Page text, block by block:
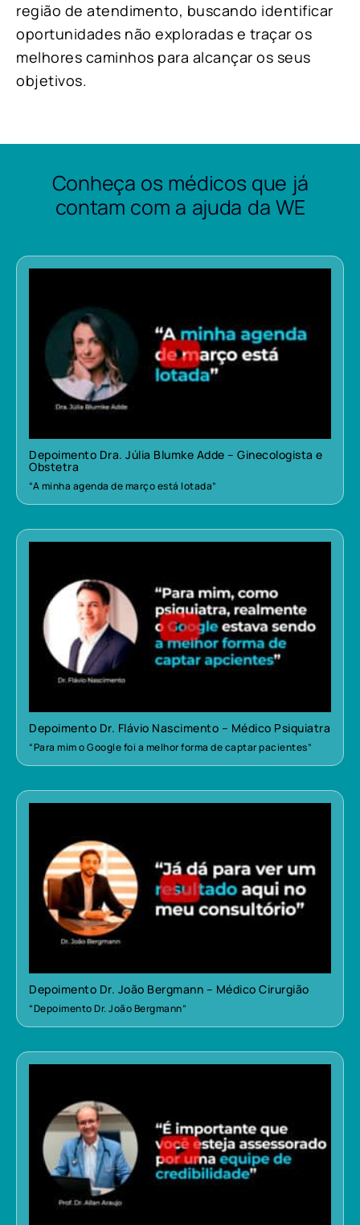
região de atendimento, buscando identificar
oportunidades não exploradas e traçar os
melhores caminhos para alcançar os seus
objetivos.
Conheça os médicos que já
contam com a ajuda da WE
Depoimento Dra. Júlia Blumke Adde – Ginecologista e
Obstetra
“A minha agenda de março está lotada”
Depoimento Dr. Flávio Nascimento – Médico Psiquiatra
“Para mim o Google foi a melhor forma de captar pacientes”
Depoimento Dr. João Bergmann – Médico Cirurgião
“Depoimento Dr. João Bergmann”